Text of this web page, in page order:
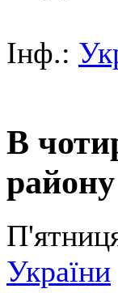
Інф.:
В
України